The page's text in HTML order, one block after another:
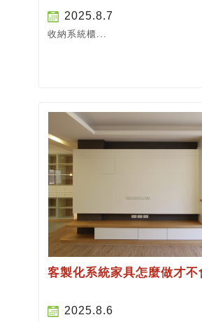
2025.8.7
收納系統櫃...
客製化系統家具怎麼做才不
2025.8.6